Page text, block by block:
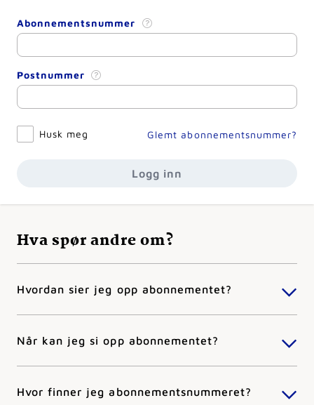
Abonnementsnummer
Postnummer
Husk meg Glemt abonnementsnummer?
Logg inn
Hva spør andre om?
Hvordan sier jeg opp abonnementet?
Når kan jeg si opp abonnementet?
Hvor finner jeg abonnementsnummeret?